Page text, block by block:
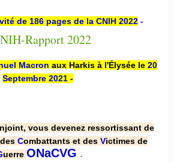
de 186 pages de la CNIH 2022 -
Macron aux Harkis à l'Élysée le 20
Septembre 2021 -
vous devenez ressortissant de
Combattants et des Victimes de
uerre ONaCVG .